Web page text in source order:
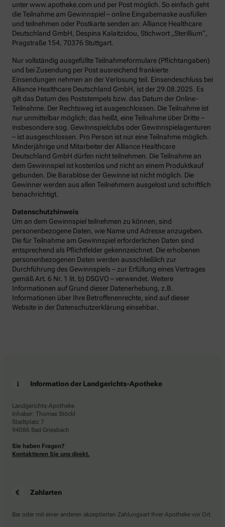
unter www.apotheke.com und per Post möglich. So einfach geht
die Teilnahme am Gewinnspiel – online Eingabemaske ausfüllen
und teilnehmen oder Postkarte senden an: Alliance Healthcare
Deutschland GmbH, Despina Kalaitzidou, Stichwort „Sterillium“,
Pragstraße 154, 70376 Stuttgart.
Nur vollständig ausgefüllte Teilnahmeformulare (Pflichtangaben)
und bei Zusendung per Post ausreichend frankierte
Einsendungen nehmen an der Verlosung teil. Einsendeschluss bei
Alliance Healthcare Deutschland GmbH, ist der 29.08.2025. Es
gilt das Datum des Poststempels bzw. das Datum der Online-
Teilnahme. Der Rechtsweg ist ausgeschlossen. Die Teilnahme ist
nur unmittelbar möglich; das heißt, eine Teilnahme über Dritte –
insbesondere sog. Gewinnspielclubs oder Gewinnspielagenturen
– ist ausgeschlossen. Pro Person ist nur eine Teilnahme möglich.
Minderjährige und Mitarbeiter der Alliance Healthcare
Deutschland GmbH dürfen nicht teilnehmen. Die Teilnahme an
dem Gewinnspiel ist kostenlos und nicht an einem Produktkauf
gebunden. Die Barablöse der Gewinne ist nicht möglich. Die
Gewinner werden aus allen Teilnehmern ausgelost und schriftlich
benachrichtigt.
Datenschutzhinweis
Um an dem Gewinnspiel teilnehmen zu können, sind
personenbezogene Daten, wie Name und Adresse anzugeben.
Die für Teilnahme am Gewinnspiel erforderlichen Daten sind
entsprechend als Pflichtfelder gekennzeichnet. Die erhobenen
personenbezogenen Daten werden ausschließlich zur
Durchführung des Gewinnspiels – zur Erfüllung eines Vertrages
gemäß Art. 6 Nr. 1 lit. b) DSGVO – verwendet. Weitere
Informationen auf Grund dieser Datenerhebung, z.B.
Informationen über Ihre Betroffenenrechte, sind auf dieser
Website in der Datenschutzerklärung einsehbar.
Information der Landgerichts-Apotheke
Landgerichts-Apotheke
Inhaber: Thomas Stöckl
Stadtplatz 7
94086 Bad Griesbach
Sie haben Fragen?
Kontaktieren Sie uns direkt.
Zahlarten
Bar oder mit einer anderen akzeptierten Zahlungsart Ihrer Apotheke vor Ort.